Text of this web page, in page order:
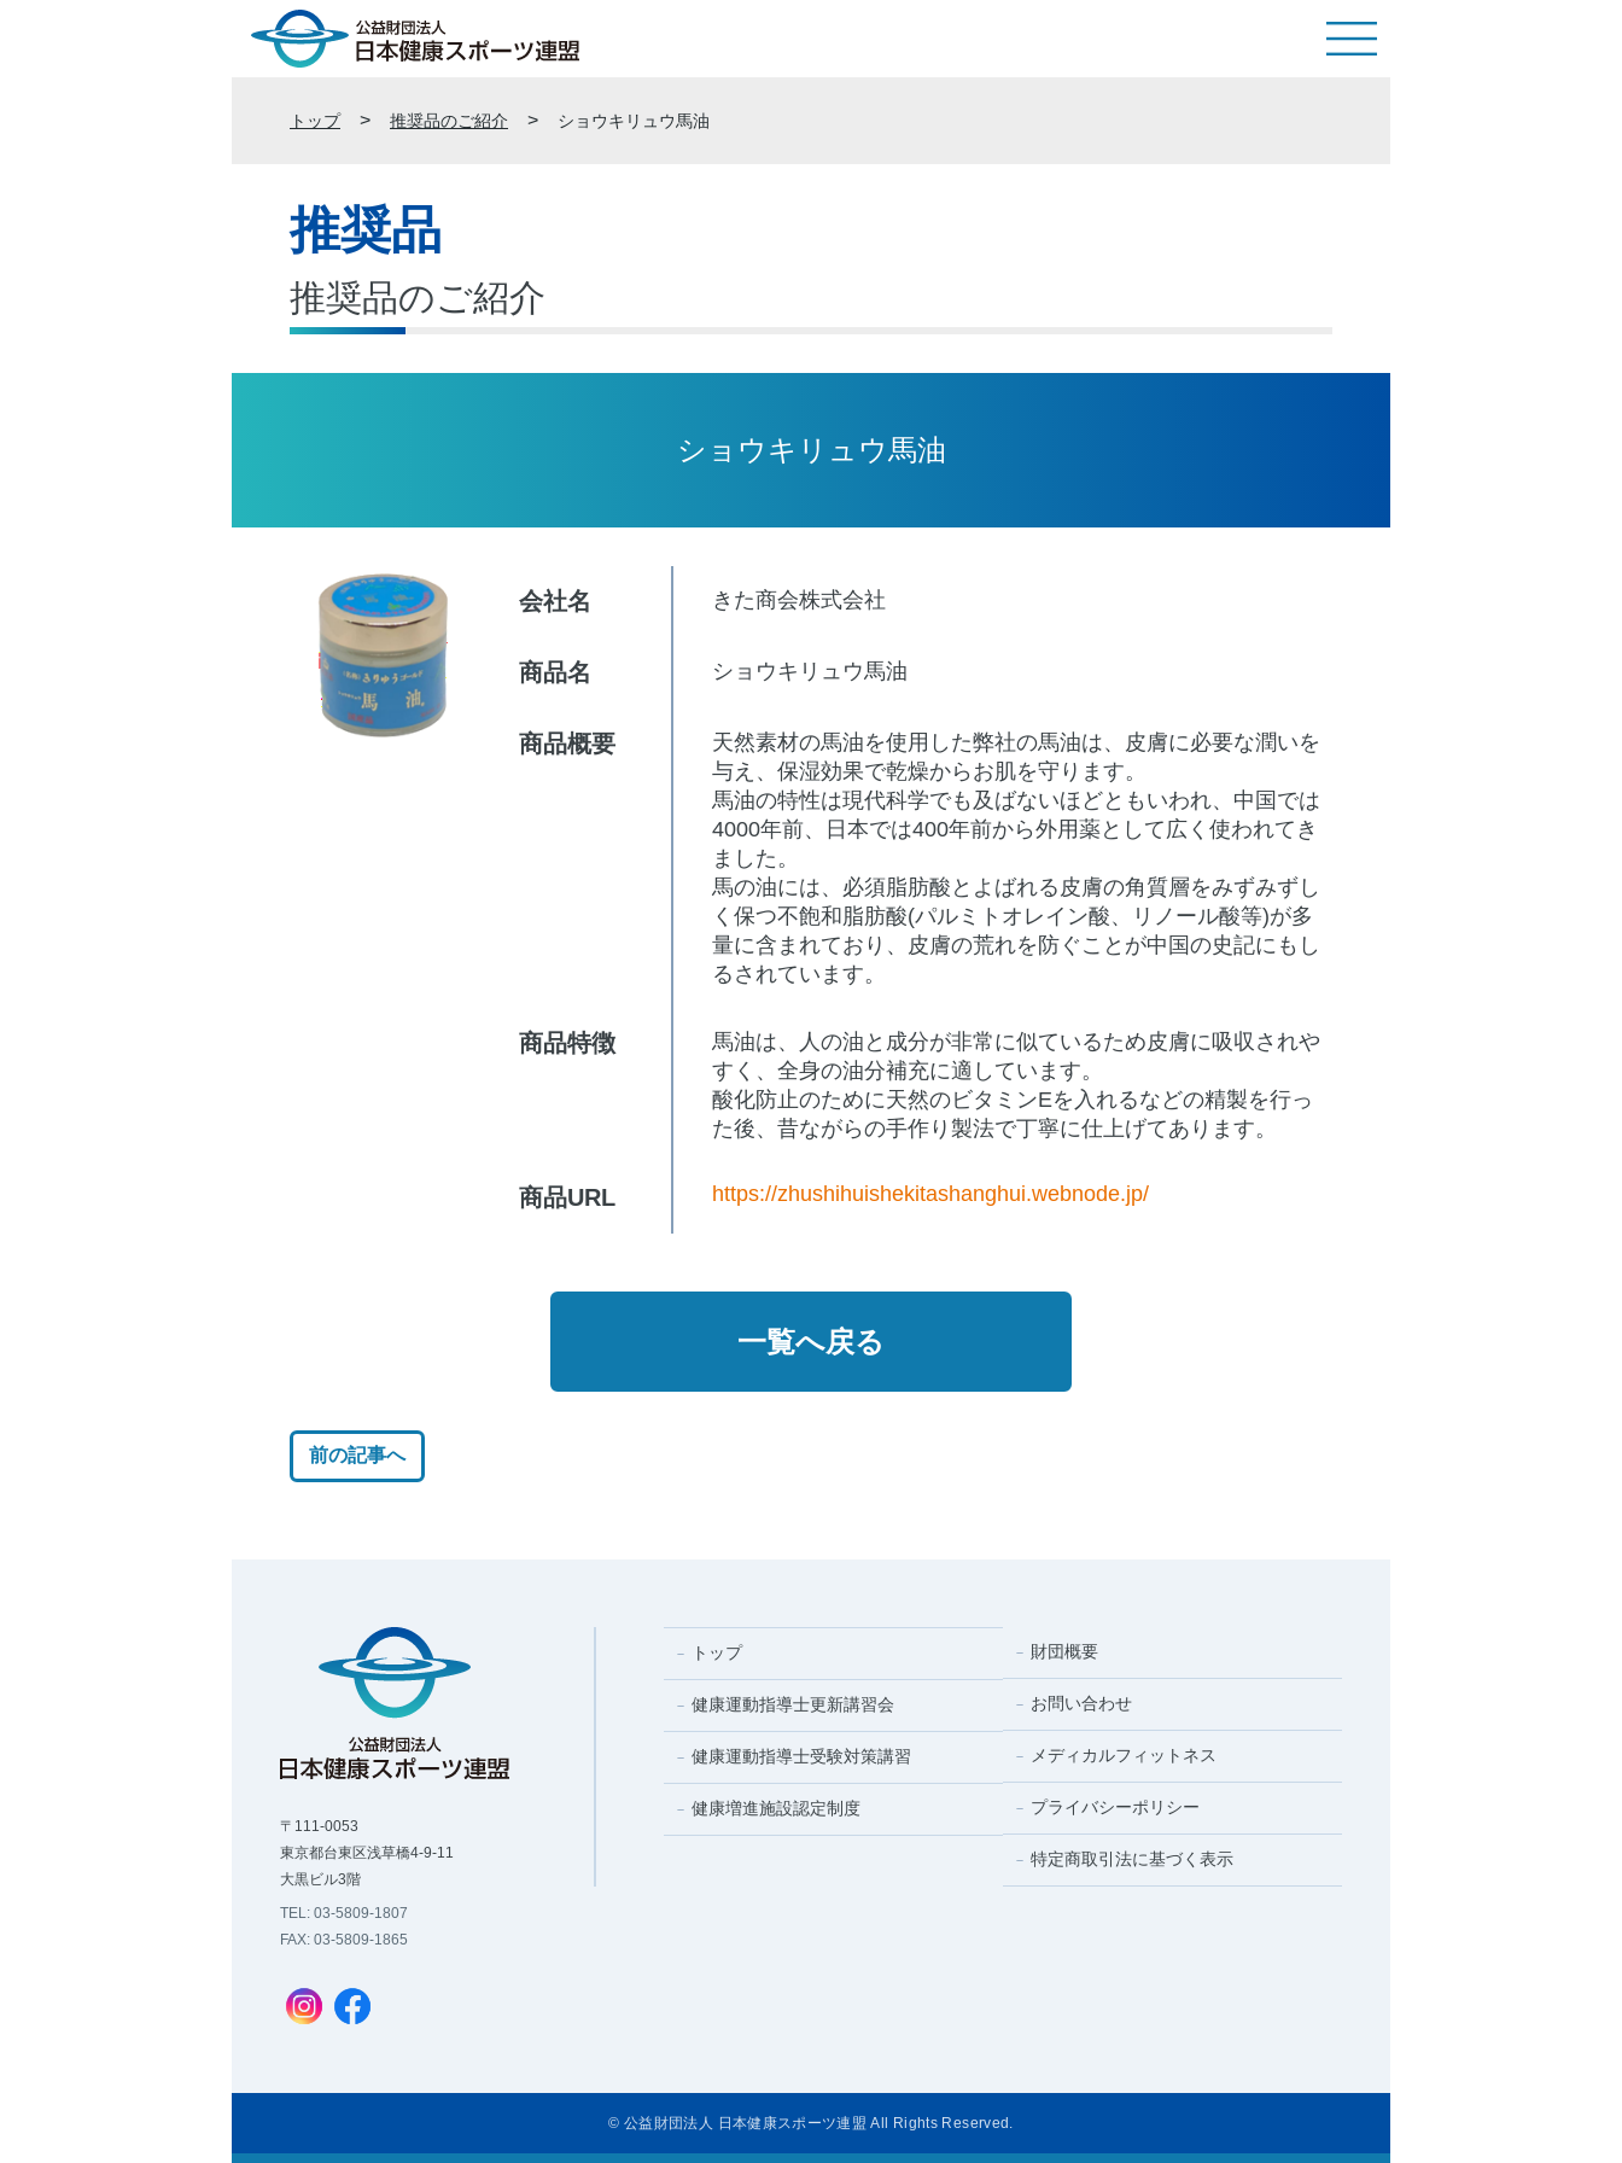
トップ 推奨品のご紹介 ショウキリュウ馬油
推奨品
推奨品のご紹介
ショウキリュウ馬油
会社名 きた商会株式会社
商品名 ショウキリュウ馬油
商品概要
天然素材の馬油を使用した弊社の馬油は、皮膚に必要な潤いを
与え、保湿効果で乾燥からお肌を守ります。
馬油の特性は現代科学でも及ばないほどともいわれ、中国では
4000年前、日本では400年前から外用薬として広く使われてき
ました。
馬の油には、必須脂肪酸とよばれる皮膚の角質層をみずみずし
く保つ不飽和脂肪酸(パルミトオレイン酸、リノール酸等)が多
量に含まれており、皮膚の荒れを防ぐことが中国の史記にもし
るされています。
商品特徴
馬油は、人の油と成分が非常に似ているため皮膚に吸収されや
すく、全身の油分補充に適しています。
酸化防止のために天然のビタミンEを入れるなどの精製を行っ
た後、昔ながらの手作り製法で丁寧に仕上げてあります。
商品URL https://zhushihuishekitashanghui.webnode.jp/
一覧へ戻る
前の記事へ
〒111-0053
東京都台東区浅草橋4-9-11
大黒ビル3階
TEL: 03-5809-1807
FAX: 03-5809-1865
トップ
健康運動指導士更新講習会
健康運動指導士受験対策講習
健康増進施設認定制度
財団概要
お問い合わせ
メディカルフィットネス
プライバシーポリシー
特定商取引法に基づく表示
© 公益財団法人 日本健康スポーツ連盟 All Rights Reserved.